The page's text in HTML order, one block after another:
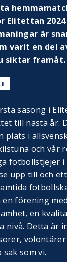
Elitettan 2024
är
varit en del
siktar framåt.
säsong i
till nästa år.
plats i
och vår
fotbollstjejer
upp till och
en förening
en
nivå. Detta är
sak som vi.